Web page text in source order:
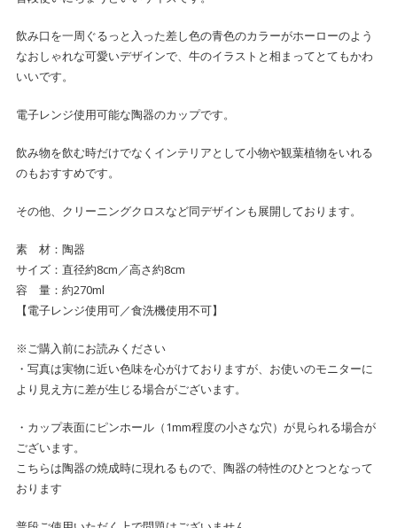
飲み口を一周ぐるっと入った差し色の青色のカラーがホーローのよう
なおしゃれな可愛いデザインで、牛のイラストと相まってとてもかわ
いいです。
電子レンジ使用可能な陶器のカップです。
飲み物を飲む時だけでなくインテリアとして小物や観葉植物をいれる
のもおすすめです。
その他、クリーニングクロスなど同デザインも展開しております。
素 材：陶器
サイズ：直径約8cm／高さ約8cm
容 量：約270ml
【電子レンジ使用可／食洗機使用不可】
※ご購入前にお読みください
・写真は実物に近い色味を心がけておりますが、お使いのモニターに
より見え方に差が生じる場合がございます。
・カップ表面にピンホール（1mm程度の小さな穴）が見られる場合が
ございます。
こちらは陶器の焼成時に現れるもので、陶器の特性のひとつとなって
おります